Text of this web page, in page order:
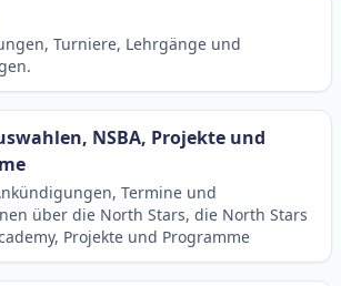
Turniere, Lehrgänge und
NSBA, Projekte und
Termine und
über die North Stars, die North Stars
Projekte und Programme